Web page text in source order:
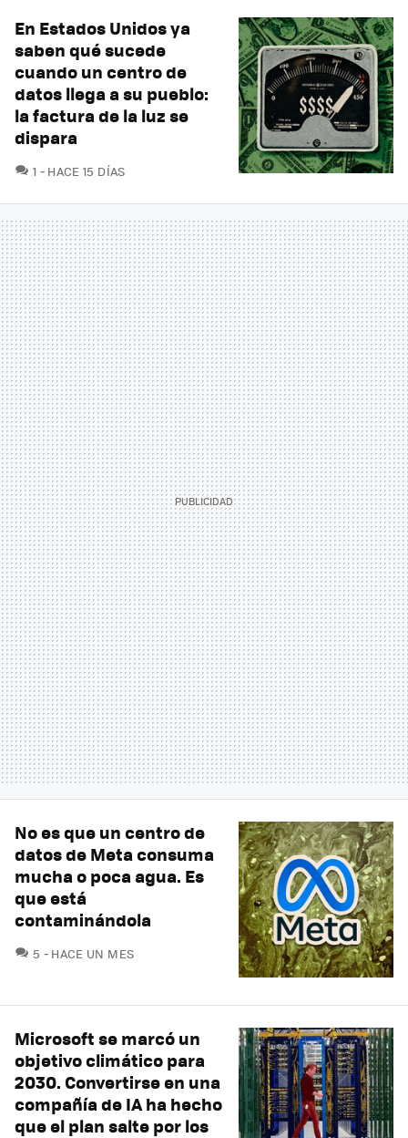
En Estados Unidos ya
saben qué sucede
cuando un centro de
datos llega a su pueblo:
la factura de la luz se
dispara
1 COMENTARIOS
HACE 15 DÍAS
No es que un centro de
datos de Meta consuma
mucha o poca agua. Es
que está
contaminándola
5 COMENTARIOS
HACE UN MES
Microsoft se marcó un
objetivo climático para
2030. Convertirse en una
compañía de IA ha hecho
que el plan salte por los